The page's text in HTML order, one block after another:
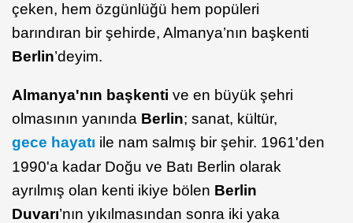
çeken, hem özgünlüğü hem popüleri
barındıran bir şehirde, Almanya’nın başkenti
Berlin’deyim.
Almanya'nın başkenti ve en büyük şehri
olmasının yanında Berlin; sanat, kültür,
gece hayatı ile nam salmış bir şehir. 1961'den
1990'a kadar Doğu ve Batı Berlin olarak
ayrılmış olan kenti ikiye bölen Berlin
Duvarı’nın yıkılmasından sonra iki yaka